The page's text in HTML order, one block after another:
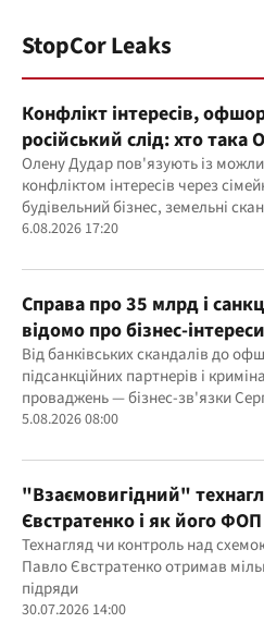
StopCor Leaks
Конфлікт інтересів,
російський слід: хто така
Олену Дудар пов'язують із
конфліктом інтересів через
будівельний бізнес, земельні
судові справи
6.08.2026 17:20
Справа про 35 млрд і
відомо про бізнес-
"Родовід Банку" до
Від банківських скандалів до
підсанкційних партнерів і
проваджень — бізнес-зв'язки
Дядечка й досі простягаються
5.08.2026 08:00
"Взаємовигідний"
Євстратенко і як його
бюджетних мільйонів?
Технагляд чи контроль над
Павло Євстратенко отримав
підряди
30.07.2026 14:00